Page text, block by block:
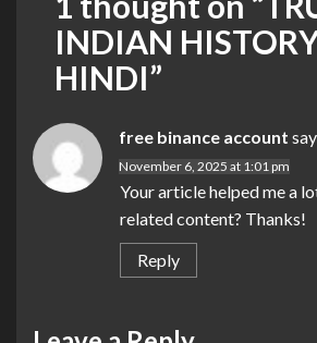
INDIAN
HINDI”
free binance account
November 6, 2025 at 1:01 pm
Your article helped me a
related content? Thanks!
Reply